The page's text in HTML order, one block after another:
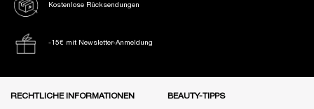
Kostenlose Rücksendungen
-15€ mit Newsletter-Anmeldung
RECHTLICHE INFORMATIONEN
BEAUTY-TIPPS